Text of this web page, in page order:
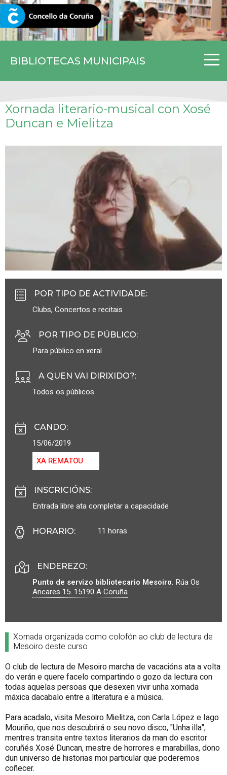
BIBLIOTECAS MUNICIPAIS
CORUNA.GAL
Xornada literario-musical con Xosé
Duncan e Mielitza
POR TIPO DE ACTIVIDADE:
Clubs, Concertos e recitais
POR TIPO DE PÚBLICO:
Para público en xeral
A QUEN VAI DIRIXIDO?:
Todos os públicos
CANDO:
15/06/2019
XA REMATOU
INSCRICIÓNS:
Entrada libre ata completar a capacidade
HORARIO: 11 horas
ENDEREZO:
Punto de servizo bibliotecario Mesoiro. Rúa Os
Ancares 15.15190A Coruña
Xornada organizada como colofón ao club de lectura de
Mesoiro deste curso
O club de lectura de Mesoiro marcha de vacacións ata a volta
do verán e quere facelo compartindo o gozo da lectura con
todas aquelas persoas que desexen vivir unha xornada
máxica dacabalo entre a literatura e a música.
Para acadalo, visita Mesoiro Mielitza, con Carla López e Iago
Mouriño, que nos descubrirá o seu novo disco, "Unha illa",
mentres transita entre textos literarios da man do escritor
coruñés Xosé Duncan, mestre de horrores e marabillas, dono
dun universo de historias moi particular que poderemos
coñecer.